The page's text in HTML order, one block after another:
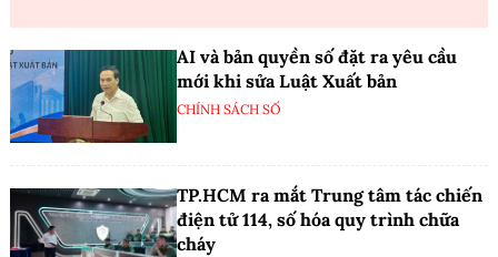
AI và bản quyền số đặt ra yêu cầu
mới khi sửa Luật Xuất bản
CHÍNH SÁCH SỐ
TP.HCM ra mắt Trung tâm tác chiến
điện tử 114, số hóa quy trình chữa
cháy